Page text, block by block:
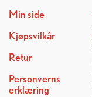
Min side
Kjøpsvilkår
Retur
Personverns
erklæring